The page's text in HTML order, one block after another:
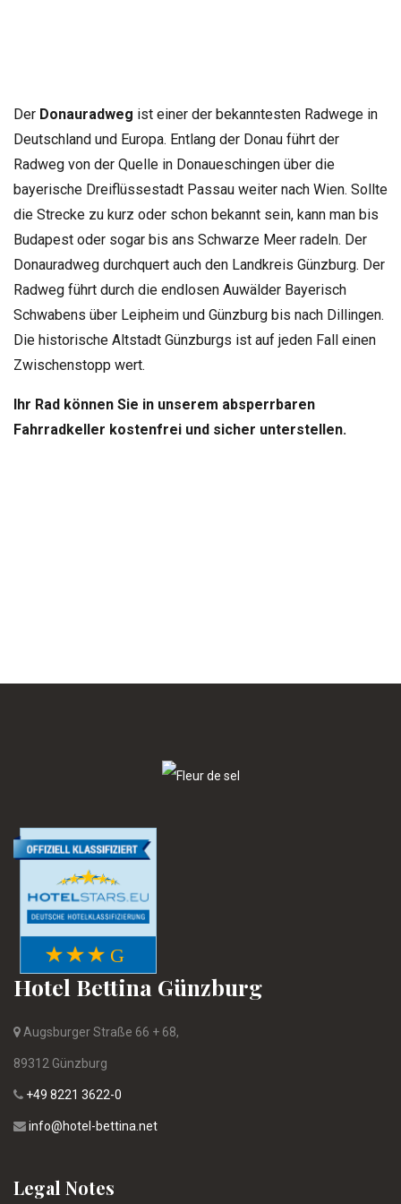
Der Donauradweg ist einer der bekanntesten Radwege in
Deutschland und Europa. Entlang der Donau führt der
Radweg von der Quelle in Donaueschingen über die
bayerische Dreiflüssestadt Passau weiter nach Wien. Sollte
die Strecke zu kurz oder schon bekannt sein, kann man bis
Budapest oder sogar bis ans Schwarze Meer radeln. Der
Donauradweg durchquert auch den Landkreis Günzburg. Der
Radweg führt durch die endlosen Auwälder Bayerisch
Schwabens über Leipheim und Günzburg bis nach Dillingen.
Die historische Altstadt Günzburgs ist auf jeden Fall einen
Zwischenstopp wert.
Ihr Rad können Sie in unserem absperrbaren
Fahrradkeller kostenfrei und sicher unterstellen.
Hotel Bettina Günzburg
Augsburger Straße 66 + 68,
89312 Günzburg
+49 8221 3622-0
info@hotel-bettina.net
Legal Notes